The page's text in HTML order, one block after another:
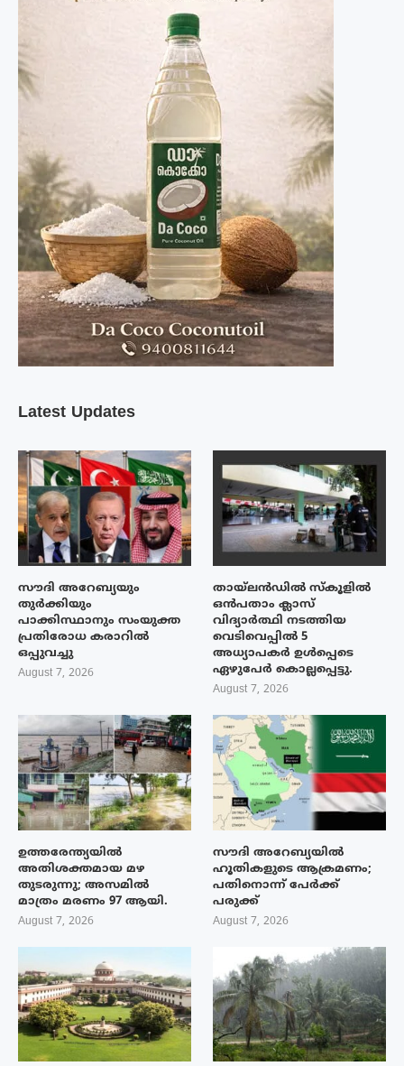
Latest Updates
സൗദി അറേബ്യയും
തുർക്കിയും
പാക്കിസ്ഥാനും സംയുക്ത
പ്രതിരോധ കരാറിൽ
ഒപ്പുവച്ചു
August 7, 2026
തായ്‌ലൻഡിൽ സ്കൂളിൽ
ഒൻപതാം ക്ലാസ്
വിദ്യാർത്ഥി നടത്തിയ
വെടിവെപ്പിൽ 5
അധ്യാപകർ ഉൾപ്പെടെ
ഏഴുപേർ കൊല്ലപ്പെട്ടു.
August 7, 2026
ഉത്തരേന്ത്യയിൽ
അതിശക്തമായ മഴ
തുടരുന്നു; അസമിൽ
മാത്രം മരണം 97 ആയി.
August 7, 2026
സൗദി അറേബ്യയിൽ
ഹൂതികളുടെ ആക്രമണം;
പതിനൊന്ന് പേർക്ക്
പരുക്ക്
August 7, 2026